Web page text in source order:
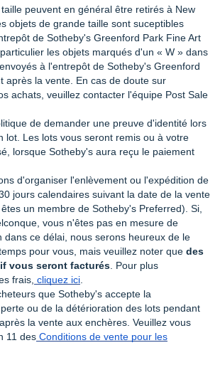
peuvent en général être retirés à New
objets de grande taille sont suceptibles
de Sotheby's Greenford Park Fine Art
les objets marqués d'un « W » dans
à l'entrepôt de Sotheby's Greenford
après la vente. En cas de doute sur
achats, veuillez contacter l'équipe Post Sale
de demander une preuve d'identité lors
lot. Les lots vous seront remis ou à votre
lorsque Sotheby's aura reçu le paiement
d'organiser l'enlèvement ou l'expédition de
jours calendaires suivant la date de la vente
un membre de Sotheby's Preferred). Si,
vous n'êtes pas en mesure de
dans ce délai, nous serons heureux de le
pour vous, mais veuillez noter que des
vous seront facturés . Pour plus
frais, cliquez ici
que Sotheby's accepte la
ou de la détérioration des lots pendant
la vente aux enchères. Veuillez vous
11 des Conditions de vente pour les